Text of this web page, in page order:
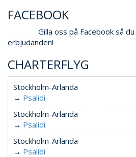
FACEBOOK
Gilla oss på Facebook så
erbjudanden!
CHARTERFLYG
Stockholm-Arlanda
→ Psalidi
Stockholm-Arlanda
→ Psalidi
Stockholm-Arlanda
→ Psalidi